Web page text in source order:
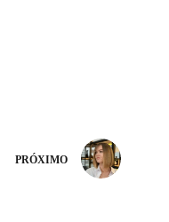
PRÓXIMO